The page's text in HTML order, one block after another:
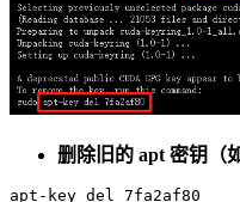
删除旧的 apt 密钥（